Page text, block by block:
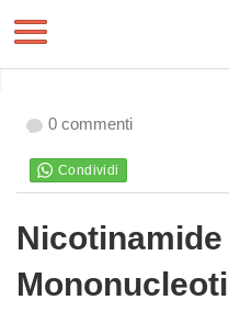
0 commenti
Nicotinamide